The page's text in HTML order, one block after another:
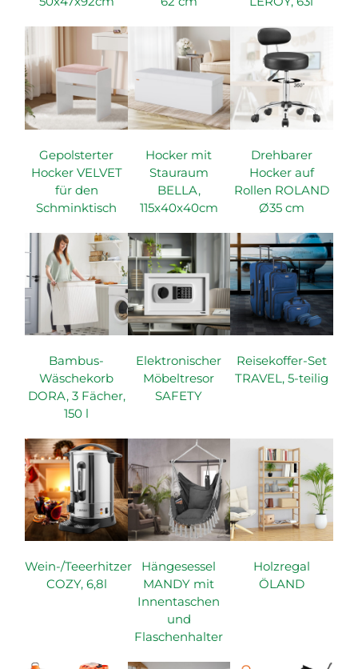
Gepolsterter
Hocker VELVET
für den
Schminktisch
Hocker mit
Stauraum
BELLA,
115x40x40cm
Drehbarer
Hocker auf
Rollen ROLAND
Ø35 cm
Bambus-
Wäschekorb
DORA, 3 Fächer,
150 l
Elektronischer
Möbeltresor
SAFETY
Reisekoffer-Set
TRAVEL, 5-teilig
Wein-/Teeerhitzer
COZY, 6,8l
Hängesessel
MANDY mit
Innentaschen
und
Flaschenhalter
Holzregal
ÖLAND